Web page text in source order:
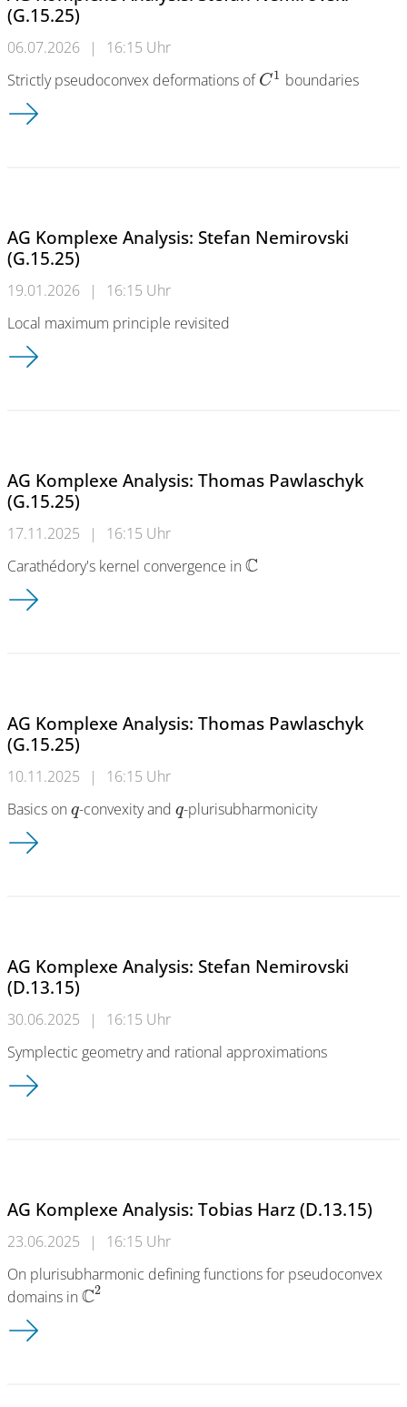
(G.15.25)
06.07.2026 |
16:15 Uhr
Strictly pseudoconvex deformations of C1 boundaries
AG Komplexe Analysis: Stefan Nemirovski (G.15.25)
AG Komplexe Analysis: Stefan Nemirovski
(G.15.25)
19.01.2026 |
16:15 Uhr
Local maximum principle revisited
AG Komplexe Analysis: Stefan Nemirovski (G.15.25)
AG Komplexe Analysis: Thomas Pawlaschyk
(G.15.25)
17.11.2025 |
16:15 Uhr
Carathédory's kernel convergence in C
AG Komplexe Analysis: Thomas Pawlaschyk (G.15.25)
AG Komplexe Analysis: Thomas Pawlaschyk
(G.15.25)
10.11.2025 |
16:15 Uhr
Basics on q-convexity and q-plurisubharmonicity
AG Komplexe Analysis: Thomas Pawlaschyk (G.15.25)
AG Komplexe Analysis: Stefan Nemirovski
(D.13.15)
30.06.2025 |
16:15 Uhr
Symplectic geometry and rational approximations
AG Komplexe Analysis: Stefan Nemirovski (D.13.15)
AG Komplexe Analysis: Tobias Harz (D.13.15)
23.06.2025 |
16:15 Uhr
On plurisubharmonic defining functions for pseudoconvex
domains in C2
AG Komplexe Analysis: Tobias Harz (D.13.15)